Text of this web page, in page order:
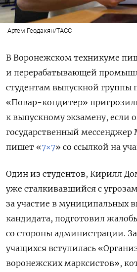
Артем Геодакян/ТАСС
В Воронежском техникуме
и перерабатывающей
студентам выпускной группы
«Повар-кондитер»
к выпускному экзамену, если
государственный мессенджер
пишет «7×7» со ссылкой на
Один из студентов, Кирилл
уже сталкивавшийся с
за участие в муниципальных
кандидата, подготовил
со стороны администрации.
учащихся вступилась
воронежских марксистов»,